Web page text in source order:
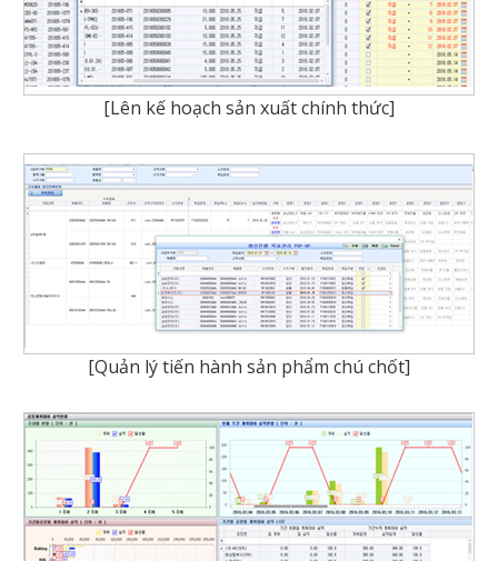
[Lên kế hoạch sản xuất chính thức]
[Quản lý tiến hành sản phẩm chú chốt]